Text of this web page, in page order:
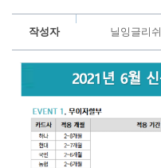
작성자 닐잉글리쉬